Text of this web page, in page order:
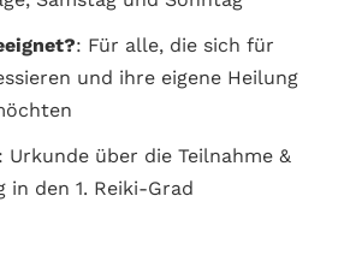
: Für alle, die sich für
und ihre eigene Heilung
: Urkunde über die Teilnahme &
in den 1. Reiki-Grad